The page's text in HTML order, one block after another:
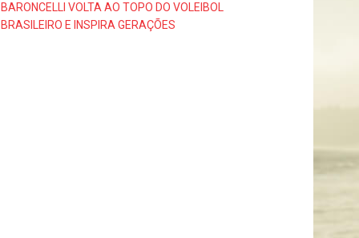
BARONCELLI VOLTA AO TOPO DO VOLEIBOL
BRASILEIRO E INSPIRA GERAÇÕES